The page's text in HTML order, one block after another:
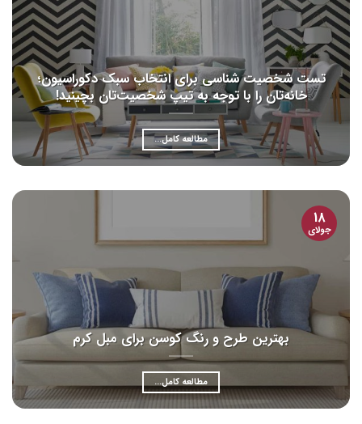
تست شخصیت شناسی برای انتخاب سبک دکوراسیون؛
خانه‌تان را با توجه به تیپ شخصیت‌تان بچینید!
مطالعه کامل...
بهترین طرح و رنگ کوسن برای مبل کرم
مطالعه کامل...
18
جولای